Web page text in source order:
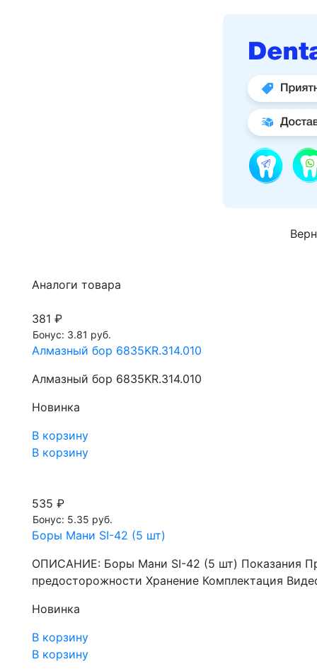
Аналоги товара
381 ₽
Бонус: 3.81 руб.
Алмазный бор 6835KR.314.010
Алмазный бор 6835KR.314.010
Новинка
В корзину
В корзину
535 ₽
Бонус: 5.35 руб.
Боры Мани SI-42 (5 шт)
ОПИСАНИЕ: Боры Мани SI-42 (5 шт) Показания
предосторожности Хранение Комплектация
Новинка
В корзину
В корзину